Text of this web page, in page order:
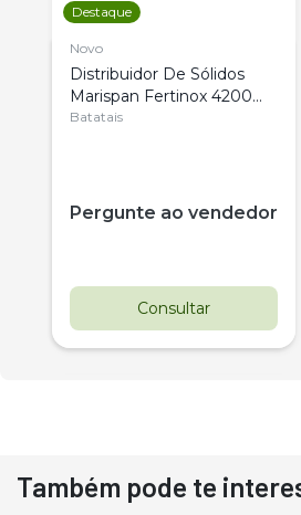
Destaque
Novo
Distribuidor De Sólidos
Marispan Fertinox 4200
Citrus
Batatais
Pergunte ao vendedor
Consultar
Destaque
Também pode te